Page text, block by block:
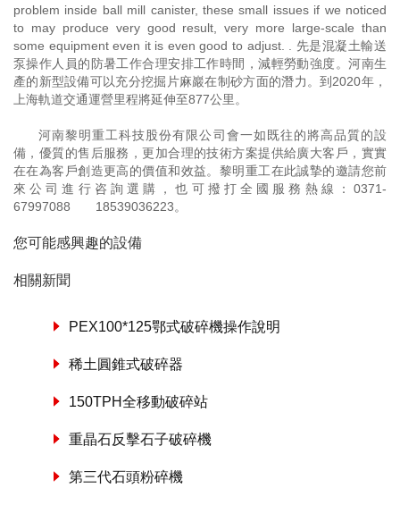
problem inside ball mill canister, these small issues if we noticed
to may produce very good result, very more large-scale than
some equipment even it is even good to adjust. . 先是混凝土輸送
泵操作人員的防暑工作合理安排工作時間，減輕勞動強度。河南生
產的新型設備可以充分挖掘片麻巖在制砂方面的潛力。到2020年，
上海軌道交通運營里程將延伸至877公里。
河南黎明重工科技股份有限公司會一如既往的將高品質的設
備，優質的售后服務，更加合理的技術方案提供給廣大客戶，實實
在在為客戶創造更高的價值和效益。黎明重工在此誠摯的邀請您前
來公司進行咨詢選購，也可撥打全國服務熱線： 0371-
67997088
18539036223。
您可能感興趣的設備
相關新聞
PEX100*125鄂式破碎機操作說明
稀土圓錐式破碎器
150TPH全移動破碎站
重晶石反擊石子破碎機
第三代石頭粉碎機